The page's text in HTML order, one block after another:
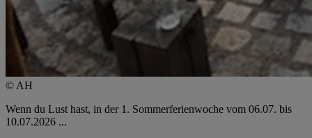
© AH
Wenn du Lust hast, in der 1. Sommerferienwoche vom 06.07. bis
10.07.2026 ...